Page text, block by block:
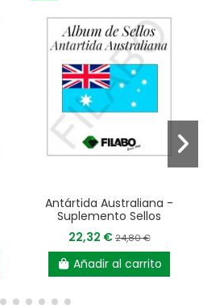
Antártida Australiana -
Suplemento Sellos
22,32 €24,80 €
Añadir al carrito